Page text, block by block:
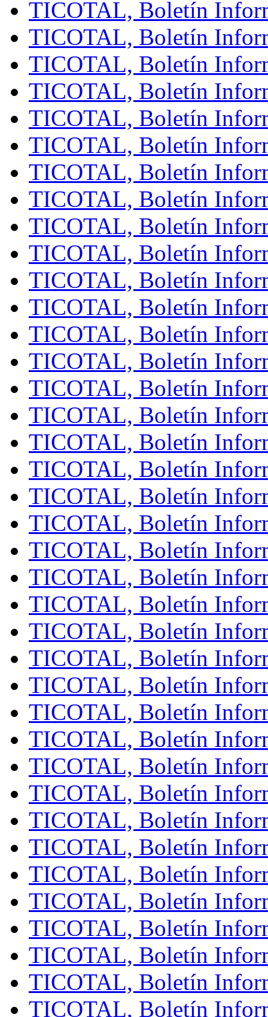
TICOTAL, Boletín
TICOTAL, Boletín
TICOTAL, Boletín
TICOTAL, Boletín
TICOTAL, Boletín
TICOTAL, Boletín
TICOTAL, Boletín
TICOTAL, Boletín
TICOTAL, Boletín
TICOTAL, Boletín
TICOTAL, Boletín
TICOTAL, Boletín
TICOTAL, Boletín
TICOTAL, Boletín
TICOTAL, Boletín
TICOTAL, Boletín
TICOTAL, Boletín
TICOTAL, Boletín
TICOTAL, Boletín
TICOTAL, Boletín
TICOTAL, Boletín
TICOTAL, Boletín
TICOTAL, Boletín
TICOTAL, Boletín
TICOTAL, Boletín
TICOTAL, Boletín
TICOTAL, Boletín
TICOTAL, Boletín
TICOTAL, Boletín
TICOTAL, Boletín
TICOTAL, Boletín
TICOTAL, Boletín
TICOTAL, Boletín
TICOTAL, Boletín
TICOTAL, Boletín
TICOTAL, Boletín
TICOTAL, Boletín
TICOTAL, Boletín